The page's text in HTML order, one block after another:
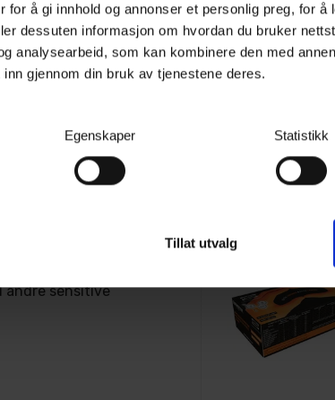
for å gi innhold og annonser et personlig preg, for
dessuten informasjon om hvordan du bruker
analysearbeid, som kan kombinere den med
gjennom din bruk av tjenestene deres.
Egenskaper Statistikk
Tillat utvalg
Disse hanskene er
har mikrotekstur
og er godkjent for
bruk. Egner seg
mekanisk
cm sammenlignet
24,5 cm og Magic
mot inntrengning av
du er møkkete på
andre sensitive
259,-
Kjøp